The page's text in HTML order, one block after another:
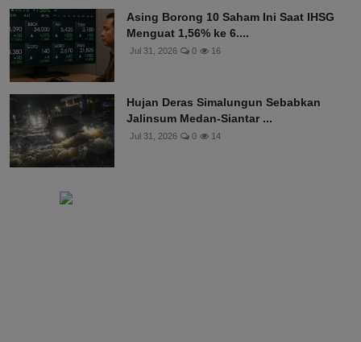
Asing Borong 10 Saham Ini Saat IHSG
Menguat 1,56% ke 6....
Jul 31, 2026 0 16
Hujan Deras Simalungun Sebabkan
Jalinsum Medan-Siantar ...
Jul 31, 2026 0 14